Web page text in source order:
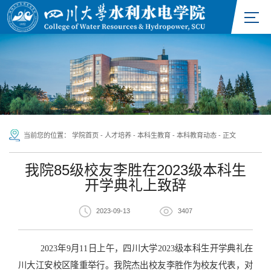
当前您的位置： 学院首页 - 人才培养 - 本科生教育 - 本科教育动态 - 正文
我院85级校友李胜在2023级本科生
开学典礼上致辞
2023-09-13 3407
2023年9月11日上午，四川大学2023级本科生开学典礼在
川大江安校区隆重举行。我院杰出校友李胜作为校友代表，对